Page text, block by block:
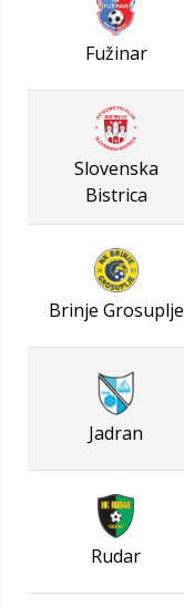
Fužinar
Slovenska
Bistrica
Brinje Grosuplje
Jadran
Rudar